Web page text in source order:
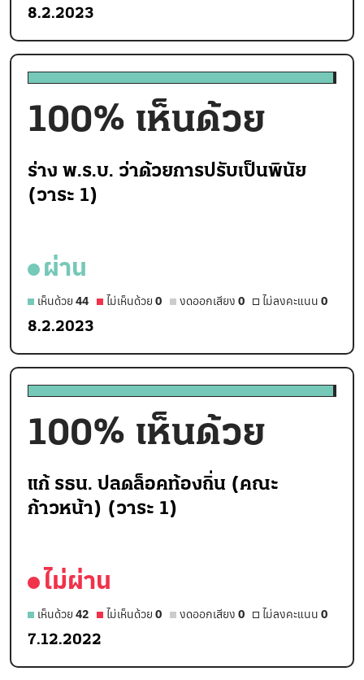
8.2.2023
100% เห็นด้วย
ร่าง พ.ร.บ. ว่าด้วยการปรับเป็นพินัย
(วาระ 1)
ผ่าน
เห็นด้วย 44 ไม่เห็นด้วย 0 งดออกเสียง 0 ไม่ลงคะแนน 0
8.2.2023
100% เห็นด้วย
แก้ รธน. ปลดล็อคท้องถิ่น (คณะ
ก้าวหน้า) (วาระ 1)
ไม่ผ่าน
เห็นด้วย 42 ไม่เห็นด้วย 0 งดออกเสียง 0 ไม่ลงคะแนน 0
7.12.2022